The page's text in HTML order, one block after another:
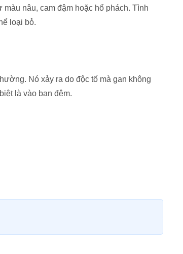
nâu, cam đậm hoặc hổ phách. Tình
loại bỏ.
Nó xảy ra do độc tố mà gan không
là vào ban đêm.